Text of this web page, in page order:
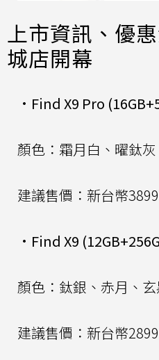
上市資訊、優
城店開幕
• Find X9 Pro
顏色：霜月白、曜鈦灰
建議售價：新台幣
• Find X9
顏色：鈦銀、赤月、
建議售價：新台幣